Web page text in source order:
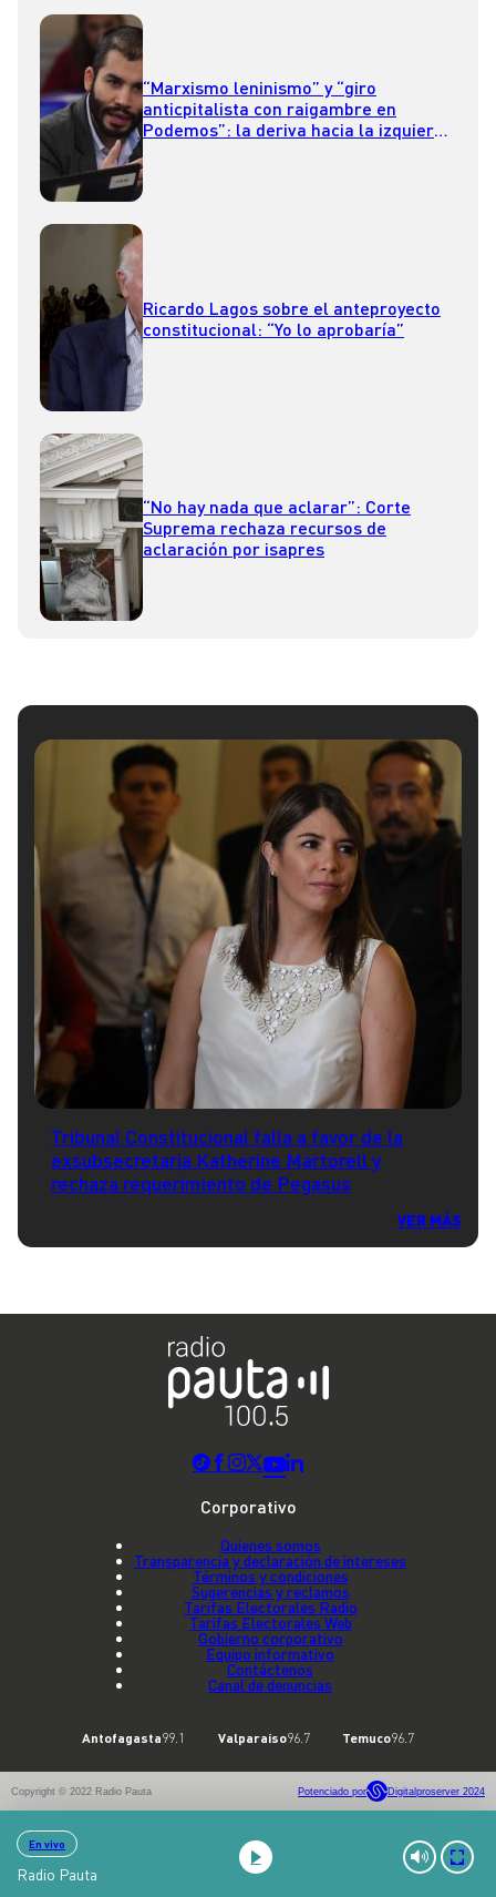
“Marxismo leninismo” y “giro
anticpitalista con raigambre en
Podemos”: la deriva hacia la izquierda
Ricardo Lagos sobre el anteproyecto
constitucional: “Yo lo aprobaría”
“No hay nada que aclarar”: Corte
Suprema rechaza recursos de
aclaración por isapres
Tribunal Constitucional falla a favor de la
exsubsecretaria Katherine Martorell y
rechaza requerimiento de Pegasus
VER MÁS
En vivo
Radio Pauta
Corporativo
Quienes somos
Transparencia y declaración de intereses
Términos y condiciones
Sugerencias y reclamos
Tarifas Electorales Radio
Tarifas Electorales Web
Gobierno corporativo
Equipo informativo
Contáctenos
Canal de denuncias
Antofagasta99.1 Valparaíso96.7 Temuco96.7
Copyright © 2022 Radio Pauta Potenciado por Digitalproserver 2024